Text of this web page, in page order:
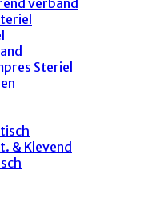
Steriel
& Klevend